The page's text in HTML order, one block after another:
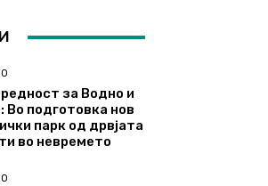
за Водно и
Во подготовка нов
парк од дрвјата
во невремето